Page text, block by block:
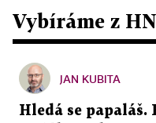
Vybíráme z HN
JAN KUBITA
Hledá se papaláš.